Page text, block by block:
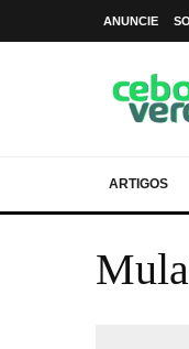
ANUNCIE
ARTIGOS